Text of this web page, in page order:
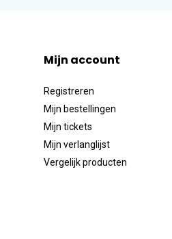
Mijn account
Registreren
Mijn bestellingen
Mijn tickets
Mijn verlanglijst
Vergelijk producten